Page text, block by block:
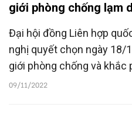
giới phòng chống lạm
Đại hội đồng Liên hợp
nghị quyết chọn ngày 18/
giới phòng chống và
tình trạng bóc lột, lạm
09/11/2022